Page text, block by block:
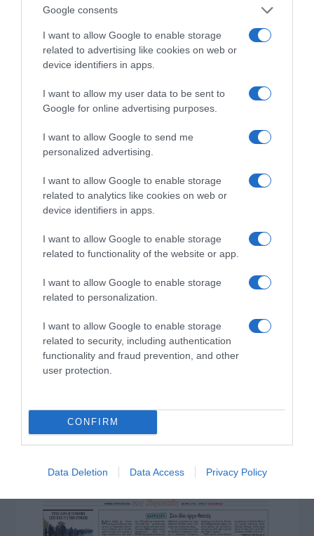
Google consents
I want to allow Google to enable storage
related to advertising like cookies on web or
device identifiers in apps.
I want to allow my user data to be sent to
Google for online advertising purposes.
I want to allow Google to send me
personalized advertising.
I want to allow Google to enable storage
related to analytics like cookies on web or
device identifiers in apps.
I want to allow Google to enable storage
related to functionality of the website or app.
I want to allow Google to enable storage
related to personalization.
I want to allow Google to enable storage
related to security, including authentication
functionality and fraud prevention, and other
user protection.
CONFIRM
Data Deletion Data Access Privacy Policy
ΔΕΙΤΕ ΤΗΝ ΚΙΝΗΣΗ ΣΤΟΥΣ ΔΡΌΜΟΥΣ
Κίνηση Τώρα: Live Χάρτης Αθήνας
ΠΑΤΗΣΤΕ ΓΙΑ LIVE ΚΙΝΗΣΗ
Live ενημέρωση για Κηφισό, Αττική Οδό και κέντρο Αθήνας από το
ΤΟ ΠΑΡΟΝ ΤΗΣ ΚΥΡΙΑΚΗΣ